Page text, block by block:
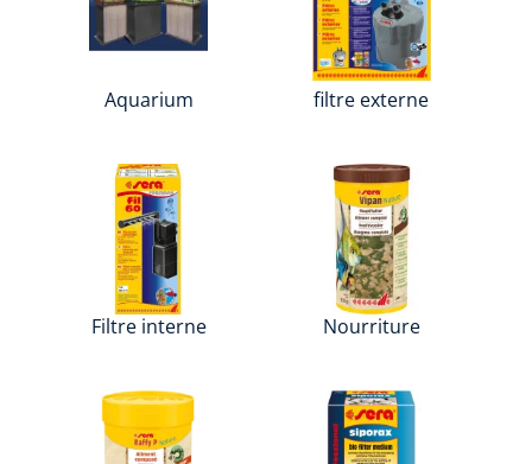
Aquarium filtre externe
Filtre interne Nourriture